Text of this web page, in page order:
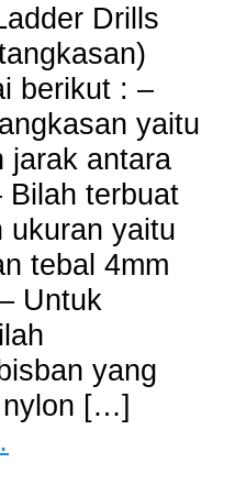
Drills
berikut : –
yaitu
jarak antara
Bilah terbuat
ukuran yaitu
tebal 4mm
Untuk
yang
nylon […]